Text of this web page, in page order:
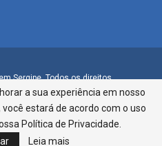
Sergipe. Todos os direitos
276, Bairro São José |
79.2106.8000 - CI Centro de
LTDA
a sua experiência em nosso
estará de acordo com o uso
Política de Privacidade.
Leia mais